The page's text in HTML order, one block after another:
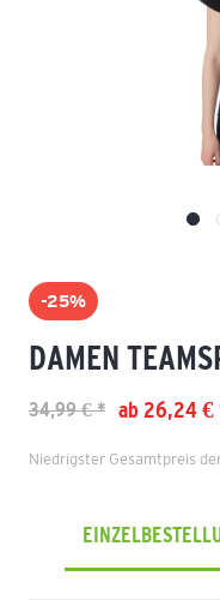
-25%
DAMEN
ab 26,24 €
34,99 € *
Niedrigster Gesamtpreis